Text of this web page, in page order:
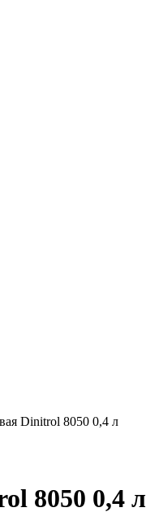
Dinitrol 8050 0,4 л
8050 0,4 л